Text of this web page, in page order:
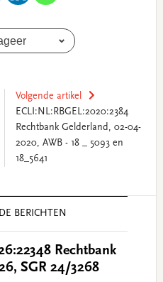
Volgende artikel
ECLI:NL:RBGEL:2020:2384
Rechtbank Gelderland, 02-04-
2020, AWB - 18 _ 5093 en
18_5641
BERICHTEN
Rechtbank
SGR 24/3268